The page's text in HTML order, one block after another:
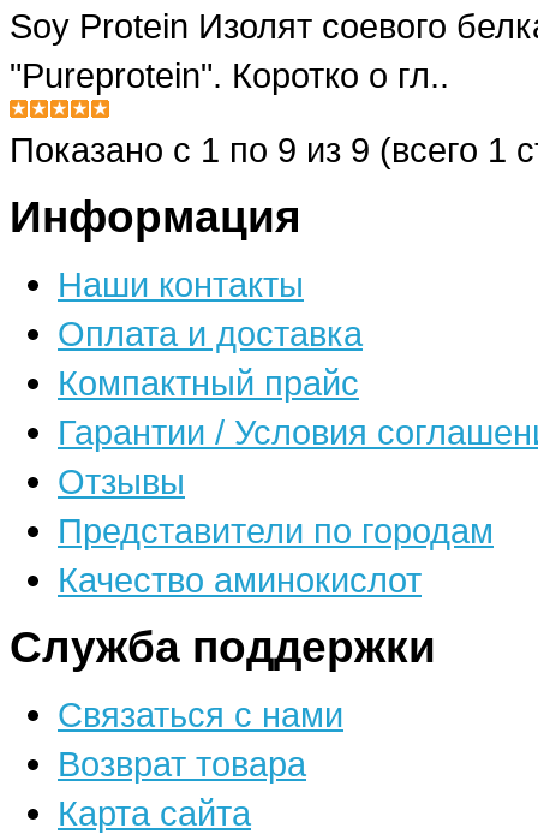
Soy Protein Изолят соевого
"Pureprotein". Коротко о гл..
Показано с 1 по 9 из 9 (всего 1
Информация
Наши контакты
Оплата и доставка
Компактный прайс
Гарантии / Условия
Отзывы
Представители по городам
Качество аминокислот
Служба поддержки
Связаться с нами
Возврат товара
Карта сайта